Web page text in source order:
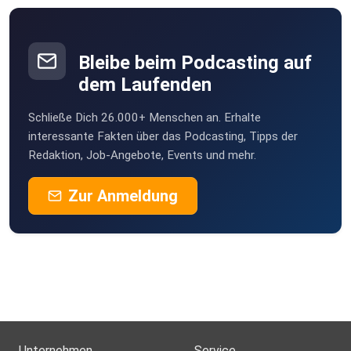
Links zu den Originalen:
Text 1:
Edition: https://papyri.info/hgv/31815
Bleibe beim Podcasting auf
dem Laufenden
Schließe Dich 26.000+ Menschen an. Erhalte
interessante Fakten über das Podcasting, Tipps der
Redaktion, Job-Angebote, Events und mehr.
Zur Anmeldung